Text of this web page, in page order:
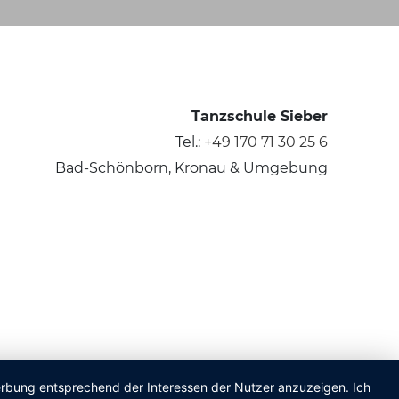
entsprechend der Interessen der Nutzer anzuzeigen. Ich
Tanzschule Sieber
Tel.: +49 170 71 30 25 6
Bad-Schönborn, Kronau & Umgebung